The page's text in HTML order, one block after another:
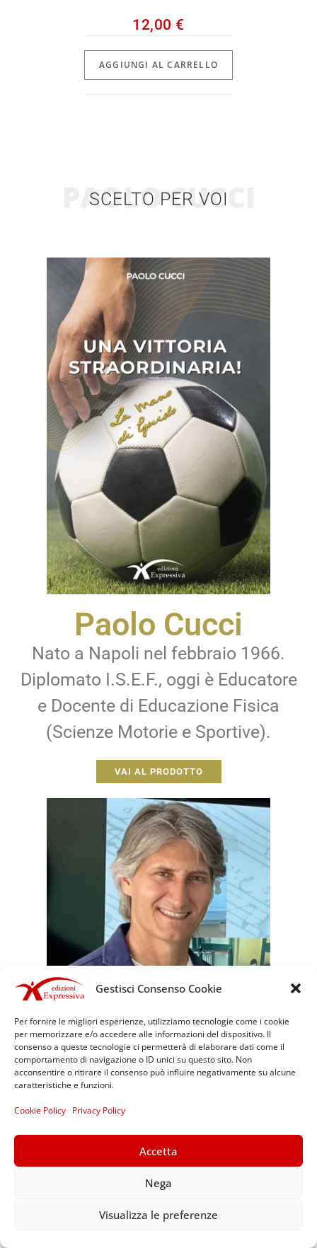
Gestisci Consenso Cookie
Per fornire le migliori esperienze, utilizziamo tecnologie come i cookie
per memorizzare e/o accedere alle informazioni del dispositivo. Il
consenso a queste tecnologie ci permetterà di elaborare dati come il
comportamento di navigazione o ID unici su questo sito. Non
acconsentire o ritirare il consenso può influire negativamente su alcune
caratteristiche e funzioni.
Cookie Policy Privacy Policy
Accetta
Nega
Visualizza le preferenze
12,00 €
AGGIUNGI AL CARRELLO
PAOLO CUCCI
SCELTO PER VOI
Paolo Cucci
Nato a Napoli nel febbraio 1966.
Diplomato I.S.E.F., oggi è Educatore
e Docente di Educazione Fisica
(Scienze Motorie e Sportive).
VAI AL PRODOTTO
EDIZIONI